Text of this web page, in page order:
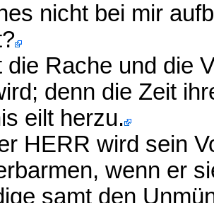
nicht bei mir
die Rache und die
denn die Zeit
eilt herzu.
HERR wird sein
wenn er
samt den